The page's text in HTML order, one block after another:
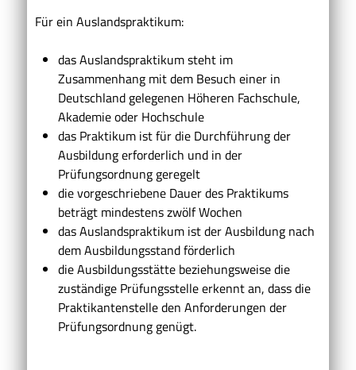
Für ein Auslandspraktikum:
das Auslandspraktikum steht im
Zusammenhang mit dem Besuch einer in
Deutschland gelegenen Höheren Fachschule,
Akademie oder Hochschule
das Praktikum ist für die Durchführung der
Ausbildung erforderlich und in der
Prüfungsordnung geregelt
die vorgeschriebene Dauer des Praktikums
beträgt mindestens zwölf Wochen
das Auslandspraktikum ist der Ausbildung nach
dem Ausbildungsstand förderlich
die Ausbildungsstätte beziehungsweise die
zuständige Prüfungsstelle erkennt an, dass die
Praktikantenstelle den Anforderungen der
Prüfungsordnung genügt.